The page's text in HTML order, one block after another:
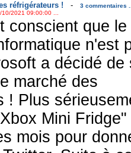
réfrigérateurs ! -
3 commentaires
10/2021 09:00:00 ...
conscient que le
n'est
a décidé de
marché des
! Plus
Mini
mois pour